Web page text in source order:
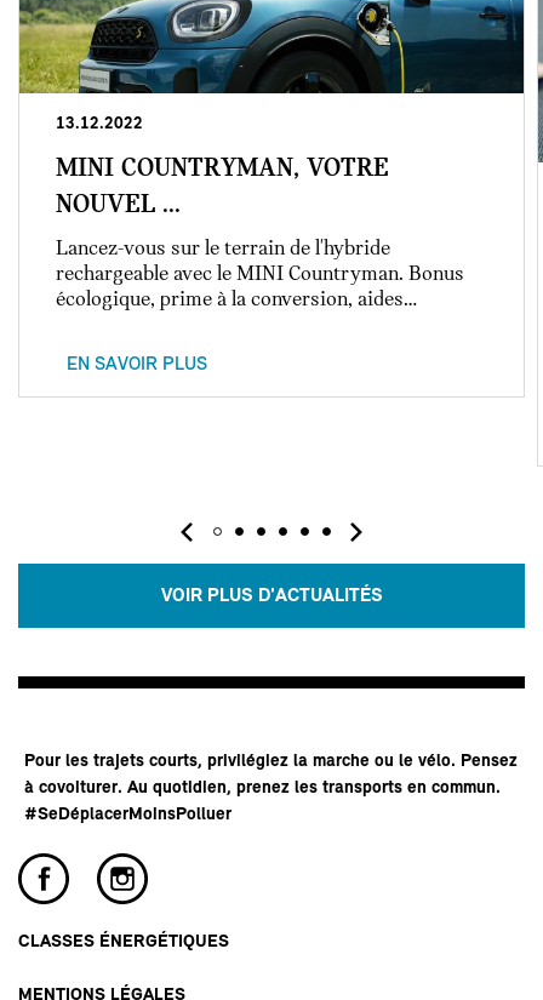
13.12.2022
MINI COUNTRYMAN, VOTRE
NOUVEL ...
Lancez-vous sur le terrain de l'hybride
rechargeable avec le MINI Countryman. Bonus
écologique, prime à la conversion, aides…
EN SAVOIR PLUS
VOIR PLUS D'ACTUALITÉS
Pour les trajets courts, privilégiez la marche ou le vélo. Pensez
à covoiturer. Au quotidien, prenez les transports en commun.
#SeDéplacerMoinsPolluer
CLASSES ÉNERGÉTIQUES
MENTIONS LÉGALES